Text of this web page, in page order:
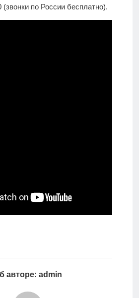
(звонки по России бесплатно).
авторе: admin